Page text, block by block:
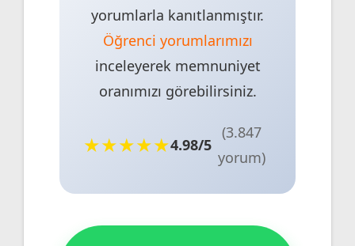
yorumlarla kanıtlanmıştır.
Öğrenci yorumlarımızı
inceleyerek memnuniyet
oranımızı görebilirsiniz.
★★★★★4.98/5
(3.847
yorum)